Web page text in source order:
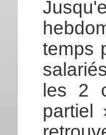
temps
les 2
partiel